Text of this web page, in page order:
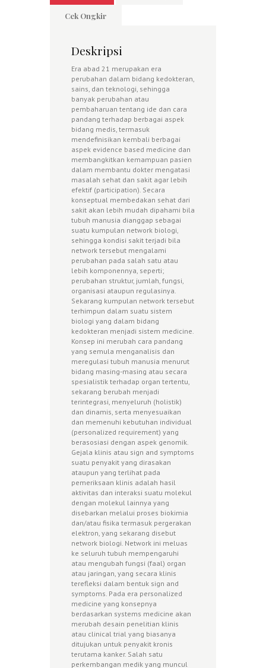
Cek Ongkir
Deskripsi
Era abad 21 merupakan era
perubahan dalam bidang kedokteran,
sains, dan teknologi, sehingga
banyak perubahan atau
pembaharuan tentang ide dan cara
pandang terhadap berbagai aspek
bidang medis, termasuk
mendefinisikan kembali berbagai
aspek evidence based medicine dan
membangkitkan kemampuan pasien
dalam membantu dokter mengatasi
masalah sehat dan sakit agar lebih
efektif (participation). Secara
konseptual membedakan sehat dari
sakit akan lebih mudah dipahami bila
tubuh manusia dianggap sebagai
suatu kumpulan network biologi,
sehingga kondisi sakit terjadi bila
network tersebut mengalami
perubahan pada salah satu atau
lebih komponennya, seperti;
perubahan struktur, jumlah, fungsi,
organisasi ataupun regulasinya.
Sekarang kumpulan network tersebut
terhimpun dalam suatu sistem
biologi yang dalam bidang
kedokteran menjadi sistem medicine.
Konsep ini merubah cara pandang
yang semula menganalisis dan
meregulasi tubuh manusia menurut
bidang masing-masing atau secara
spesialistik terhadap organ tertentu,
sekarang berubah menjadi
terintegrasi, menyeluruh (holistik)
dan dinamis, serta menyesuaikan
dan memenuhi kebutuhan individual
(personalized requirement) yang
berasosiasi dengan aspek genomik.
Gejala klinis atau sign and symptoms
suatu penyakit yang dirasakan
ataupun yang terlihat pada
pemeriksaan klinis adalah hasil
aktivitas dan interaksi suatu molekul
dengan molekul lainnya yang
disebarkan melalui proses biokimia
dan/atau fisika termasuk pergerakan
elektron, yang sekarang disebut
network biologi. Network ini meluas
ke seluruh tubuh mempengaruhi
atau mengubah fungsi (faal) organ
atau jaringan, yang secara klinis
terefleksi dalam bentuk sign and
symptoms. Pada era personalized
medicine yang konsepnya
berdasarkan systems medicine akan
merubah desain penelitian klinis
atau clinical trial yang biasanya
ditujukan untuk penyakit kronis
terutama kanker. Salah satu
perkembangan medik yang muncul